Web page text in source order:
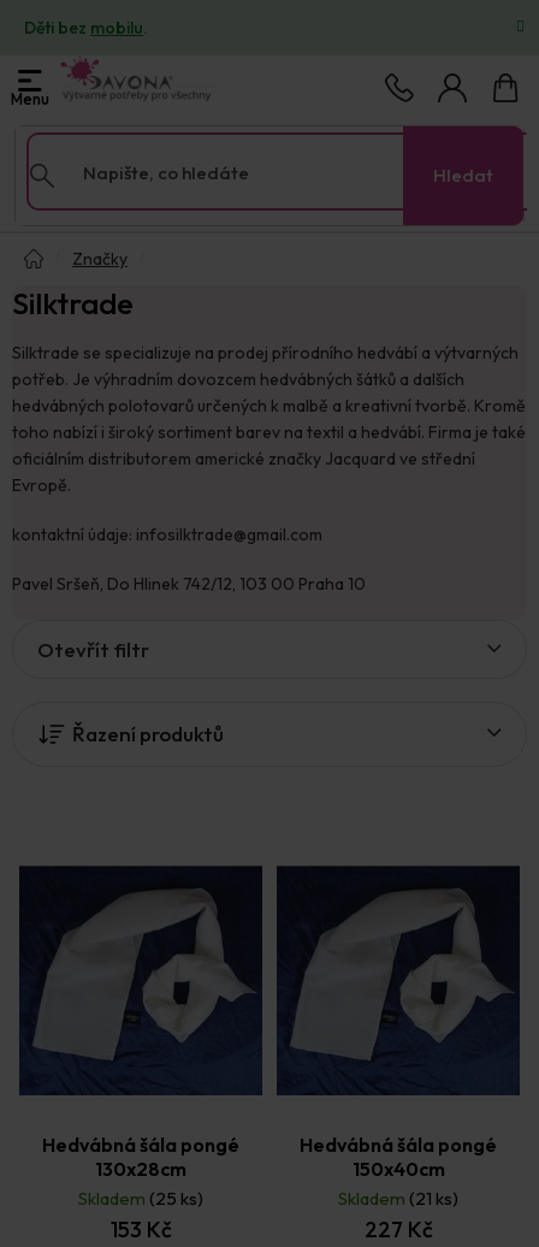
obsah
Děti bez mobilu.
Hledat
košík
Značky
Silktrade
Silktrade se specializuje na prodej přírodního hedvábí a výtvarných
potřeb. Je výhradním dovozcem hedvábných šátků a dalších
hedvábných polotovarů určených k malbě a kreativní tvorbě. Kromě
toho nabízí i široký sortiment barev na textil a hedvábí. Firma je také
oficiálním distributorem americké značky Jacquard ve střední
Evropě.
kontaktní údaje: infosilktrade@gmail.com
Pavel Sršeň, Do Hlinek 742/12, 103 00 Praha 10
Řazení produktů
Otevřít filtr
u
Hedvábná šála pongé
130x28cm
Skladem (25 ks)
153 Kč
Hedvábná šála pongé
150x40cm
Skladem (21 ks)
227 Kč